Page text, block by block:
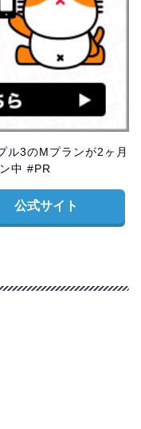
ル3のMプランが2ヶ月
中 #PR
公式サイト